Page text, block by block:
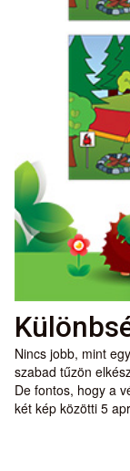
Nincs jobb, mint
szabad tűzön
De fontos, hogy a
két kép közötti 5